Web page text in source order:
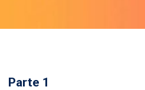
Parte 1